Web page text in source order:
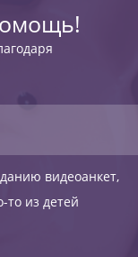
видеоанкет,
то из детей